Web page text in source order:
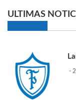
ULTIMAS
-